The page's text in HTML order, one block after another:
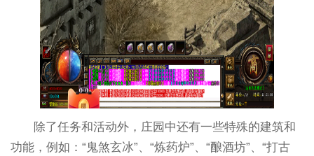
除了任务和活动外，庄园中还有一些特殊的建筑和
功能，例如：“鬼煞玄冰”、“炼药炉”、“酿酒坊”、“打古